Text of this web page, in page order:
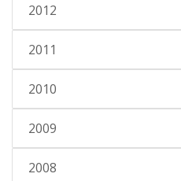
2012
2011
2010
2009
2008